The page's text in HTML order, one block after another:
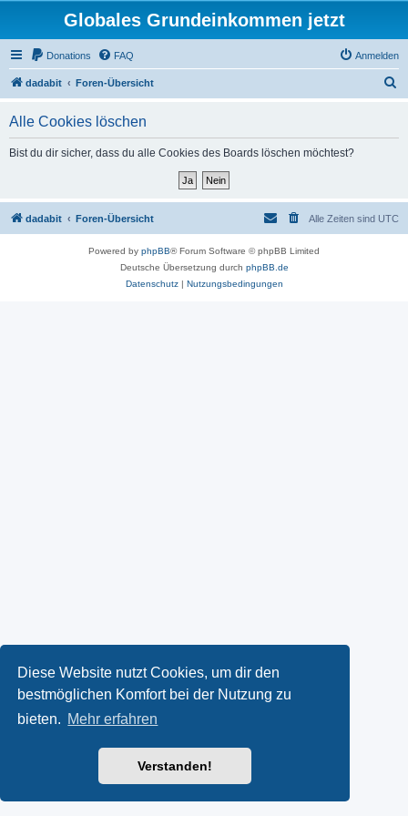
Diese Website nutzt Cookies, um dir den
bestmöglichen Komfort bei der Nutzung zu
bieten. Mehr erfahren
Verstanden!
Globales Grundeinkommen jetzt
Donations FAQ Anmelden
dadabit Foren-Übersicht
Alle Cookies löschen
Bist du dir sicher, dass du alle Cookies des Boards löschen möchtest?
dadabit Foren-Übersicht Alle Zeiten sind UTC
Powered by phpBB® Forum Software © phpBB Limited
Deutsche Übersetzung durch phpBB.de
Datenschutz| Nutzungsbedingungen